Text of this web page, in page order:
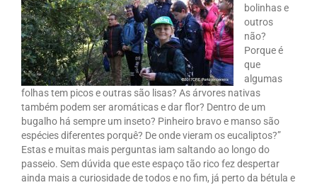
bolinhas e
outros
não?
Porque é
que
algumas
folhas tem picos e outras são lisas? As árvores nativas
também podem ser aromáticas e dar flor? Dentro de um
bugalho há sempre um inseto? Pinheiro bravo e manso são
espécies diferentes porquê? De onde vieram os eucaliptos?”
Estas e muitas mais perguntas iam saltando ao longo do
passeio. Sem dúvida que este espaço tão rico fez despertar
ainda mais a curiosidade de todos e no fim, já perto da bétula e